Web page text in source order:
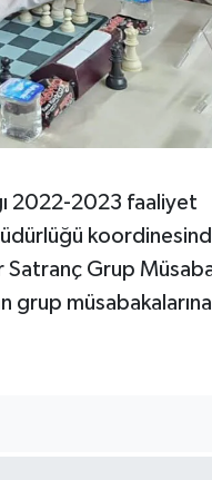
2022-2023 faaliyet
Satranç Grup
grup müsabakalarına